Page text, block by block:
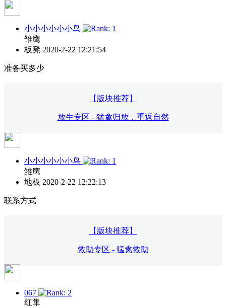
小小小小小小鸟
雏鹰
板凳 2020-2-22 12:21:54
准备买多少
【版块推荐】
放生专区 - 猛禽归放，重返自然
小小小小小小鸟
雏鹰
地板 2020-2-22 12:22:13
联系方式
【版块推荐】
救助专区 - 猛禽救助
067
红隼